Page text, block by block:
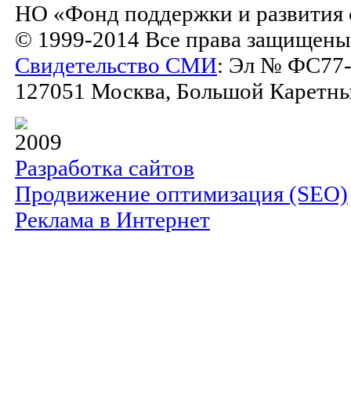
НО «Фонд поддержки и развития
© 1999-2014 Все права
Свидетельство СМИ: Эл № ФС77-
127051 Москва, Большой
2009
Разработка сайтов
Продвижение оптимизация (SEO)
Реклама в Интернет